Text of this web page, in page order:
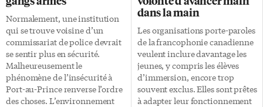
Normalement, une institution
qui se trouve voisine d’un
commissariat de police devrait
se sentir plus en sécurité.
Malheureusement le
phénomène de l’insécurité à
Port-au-Prince renverse l’ordre
des choses. L’environnement
dans la main
Les organisations porte-paroles
de la francophonie canadienne
veulent inclure davantage les
jeunes, y compris les élèves
d’immersion, encore trop
souvent exclus. Elles sont prêtes
à adapter leur fonctionnement